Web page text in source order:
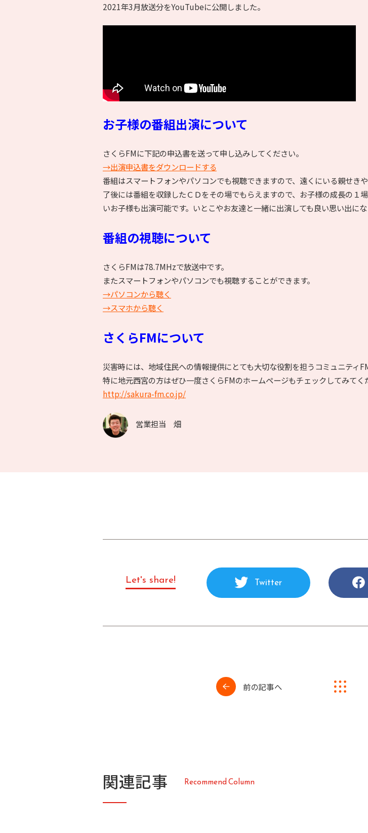
2021年3月放送分をYouTubeに公開しました。
お子様の番組出演について
さくらFMに下記の申込書を送って申し込みしてください。
→出演申込書をダウンロードする
番組はスマートフォンやパソコンでも視聴できますので、遠くにいる親せき
了後には番組を収録したＣＤをその場でもらえますので、お子様の成長の１
いお子様も出演可能です。いとこやお友達と一緒に出演しても良い思い出に
番組の視聴について
さくらFMは78.7MHzで放送中です。
またスマートフォンやパソコンでも視聴することができます。
→パソコンから聴く
→スマホから聴く
さくらFMについて
災害時には、地域住民への情報提供にとても大切な役割を担うコミュニティ
特に地元西宮の方はぜひ一度さくらFMのホームページもチェックしてみてく
http://sakura-fm.co.jp/
営業担当 畑
Let's share! Twitter
前の記事へ
関連記事 Recommend Co umn